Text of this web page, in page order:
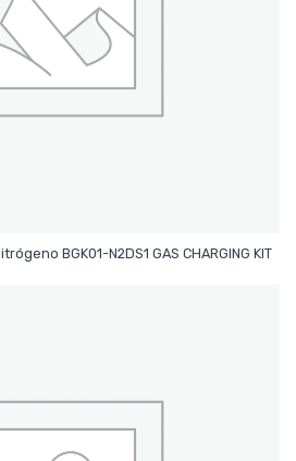
BGK01-N2DS1 GAS CHARGING KIT